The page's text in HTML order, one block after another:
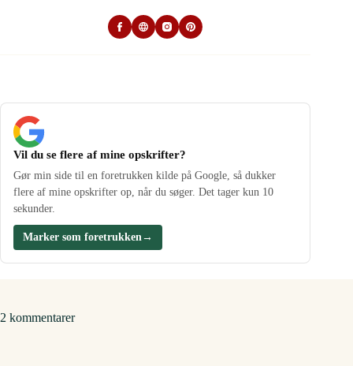
Vil du se flere af mine opskrifter?
Gør min side til en foretrukken kilde på Google, så dukker
flere af mine opskrifter op, når du søger. Det tager kun 10
sekunder.
Marker som foretrukken→
2 kommentarer